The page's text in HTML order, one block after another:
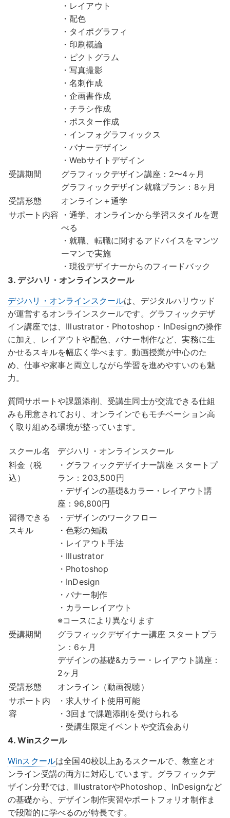
・レイアウト
・配色
・タイポグラフィ
・印刷概論
・ピクトグラム
・写真撮影
・名刺作成
・企画書作成
・チラシ作成
・ポスター作成
・インフォグラフィックス
・バナーデザイン
・Webサイトデザイン
受講期間
グラフィックデザイン講座：2〜4ヶ月
グラフィックデザイン就職プラン：8ヶ月
受講形態
オンライン＋通学
サポート内容
・通学、オンラインから学習スタイルを選
べる
・就職、転職に関するアドバイスをマンツ
ーマンで実施
・現役デザイナーからのフィードバック
3. デジハリ・オンラインスクール
デジハリ・オンラインスクールは、デジタルハリウッド
が運営するオンラインスクールです。グラフィックデザ
イン講座では、Illustrator・Photoshop・InDesignの操作
に加え、レイアウトや配色、バナー制作など、実務に生
かせるスキルを幅広く学べます。動画授業が中心のた
め、仕事や家事と両立しながら学習を進めやすいのも魅
力。
質問サポートや課題添削、受講生同士が交流できる仕組
みも用意されており、オンラインでもモチベーション高
く取り組める環境が整っています。
スクール名
デジハリ・オンラインスクール
料金（税
込）
・グラフィックデザイナー講座 スタートプ
ラン：203,500円
・デザインの基礎&カラー・レイアウト講
座：96,800円
習得できる
スキル
・デザインのワークフロー
・色彩の知識
・レイアウト手法
・Illustrator
・Photoshop
・InDesign
・バナー制作
・カラーレイアウト
※コースにより異なります
受講期間
グラフィックデザイナー講座 スタートプラ
ン：6ヶ月
デザインの基礎&カラー・レイアウト講座：
2ヶ月
受講形態
オンライン（動画視聴）
サポート内
容
・求人サイト使用可能
・3回まで課題添削を受けられる
・受講生限定イベントや交流会あり
4. Winスクール
Winスクールは全国40校以上あるスクールで、教室とオ
ンライン受講の両方に対応しています。グラフィックデ
ザイン分野では、IllustratorやPhotoshop、InDesignなど
の基礎から、デザイン制作実習やポートフォリオ制作ま
で段階的に学べるのが特長です。